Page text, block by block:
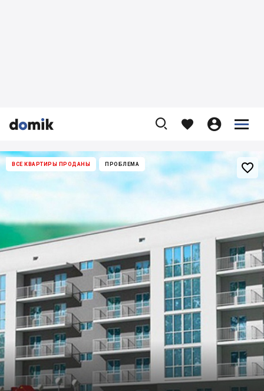


    


ВСЕ КВАРТИРЫ ПРОДАНЫ ПРОБЛЕМА 